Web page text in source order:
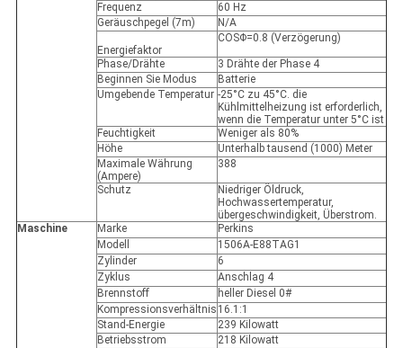
Frequenz
60 Hz
Geräuschpegel (7m)
N/A
Energiefaktor
COSΦ=0.8 (Verzögerung)
Phase/Drähte
3 Drähte der Phase 4
Beginnen Sie Modus
Batterie
Umgebende Temperatur -25°C zu 45°C. die
Kühlmittelheizung ist erforderlich,
wenn die Temperatur unter 5°C ist
Feuchtigkeit
Weniger als 80%
Höhe
Unterhalb tausend (1000) Meter
Maximale Währung
(Ampere)
388
Schutz
Niedriger Öldruck,
Hochwassertemperatur,
übergeschwindigkeit, Überstrom.
Maschine
Marke
Perkins
Modell
1506A-E88TAG1
Zylinder
6
Zyklus
Anschlag 4
Brennstoff
heller Diesel 0#
Kompressionsverhältnis 16.1:1
Stand-Energie
239 Kilowatt
Betriebsstrom
218 Kilowatt